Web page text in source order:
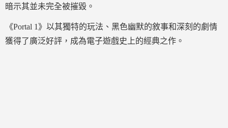
暗示其並未完全被摧毀。
《Portal 1》以其獨特的玩法、黑色幽默的敘事和深刻的劇情
獲得了廣泛好評，成為電子遊戲史上的經典之作。